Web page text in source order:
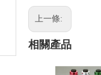
上一條:
相關產品